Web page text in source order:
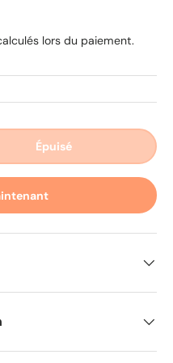
lors du paiement.
Épuisé